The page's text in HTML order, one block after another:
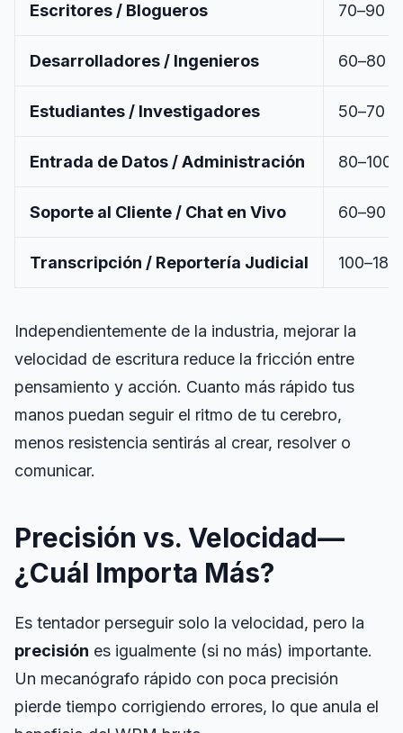
Escritores / Blogueros 70–90
Desarrolladores / Ingenieros 60–80
Estudiantes / Investigadores 50–70
Entrada de Datos / Administración 80–100
Soporte al Cliente / Chat en Vivo 60–90
Transcripción / Reportería Judicial 100–180
Independientemente de la industria, mejorar la
velocidad de escritura reduce la fricción entre
pensamiento y acción. Cuanto más rápido tus
manos puedan seguir el ritmo de tu cerebro,
menos resistencia sentirás al crear, resolver o
comunicar.
Precisión vs. Velocidad—
¿Cuál Importa Más?
Es tentador perseguir solo la velocidad, pero la
precisión es igualmente (si no más) importante.
Un mecanógrafo rápido con poca precisión
pierde tiempo corrigiendo errores, lo que anula el